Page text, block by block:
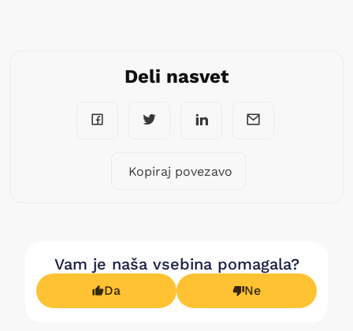
Deli nasvet
Kopiraj povezavo
Vam je naša vsebina pomagala?
Da Ne